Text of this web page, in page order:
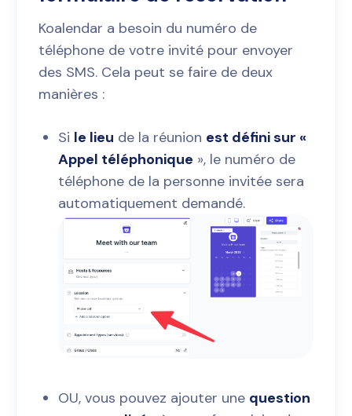
Koalendar a besoin du numéro de
téléphone de votre invité pour envoyer
des SMS. Cela peut se faire de deux
manières :
Si le lieu de la réunion est défini sur «
Appel téléphonique », le numéro de
téléphone de la personne invitée sera
automatiquement demandé.
OU, vous pouvez ajouter une question